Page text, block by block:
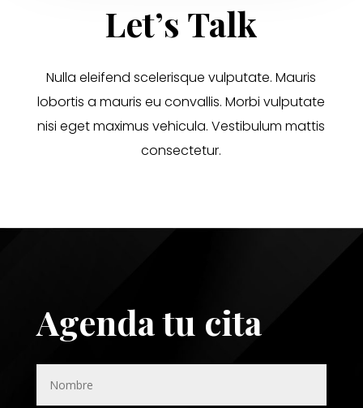
Let’s Talk
Nulla eleifend scelerisque vulputate. Mauris
lobortis a mauris eu convallis. Morbi vulputate
nisi eget maximus vehicula. Vestibulum mattis
consectetur.
Agenda tu cita